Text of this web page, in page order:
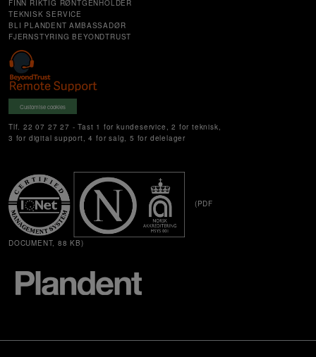
FINN RIKTIG RØNTGENHOLDER
TEKNISK SERVICE
BLI PLANDENT AMBASSADØR
FJERNSTYRING BEYONDTRUST
Customise cookies
Tlf. 22 07 27 27 - Tast 1 for kundeservice, 2 for teknisk,
3 for digital support, 4 for salg, 5 for delelager
(PDF
DOCUMENT, 88 KB)